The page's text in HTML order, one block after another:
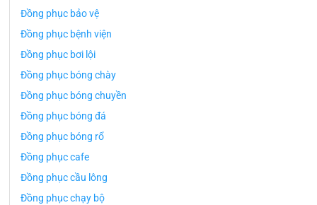
Đồng phục bảo vệ
Đồng phục bệnh viện
Đồng phục bơi lội
Đồng phục bóng chày
Đồng phục bóng chuyền
Đồng phục bóng đá
Đồng phục bóng rổ
Đồng phục cafe
Đồng phục cầu lông
Đồng phục chạy bộ